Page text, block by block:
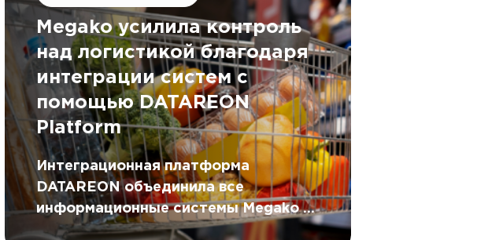
Megako усилила контроль
над логистикой благодаря
интеграции систем с
помощью DATAREON
Platform
Интеграционная платформа
DATAREON объединила все
информационные системы Megako в
единый цифровой контур.